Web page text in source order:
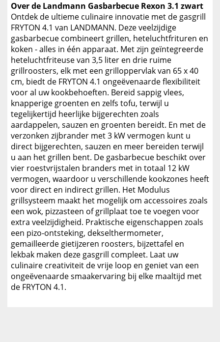
Over de Landmann Gasbarbecue Rexon 3.1 zwart
Ontdek de ultieme culinaire innovatie met de gasgrill
FRYTON 4.1 van LANDMANN. Deze veelzijdige
gasbarbecue combineert grillen, heteluchtfrituren en
koken - alles in één apparaat. Met zijn geïntegreerde
heteluchtfriteuse van 3,5 liter en drie ruime
grillroosters, elk met een grilloppervlak van 65 x 40
cm, biedt de FRYTON 4.1 ongeëvenaarde flexibiliteit
voor al uw kookbehoeften. Bereid sappig vlees,
knapperige groenten en zelfs tofu, terwijl u
tegelijkertijd heerlijke bijgerechten zoals
aardappelen, sauzen en groenten bereidt. En met de
verzonken zijbrander met 3 kW vermogen kunt u
direct bijgerechten, sauzen en meer bereiden terwijl
u aan het grillen bent. De gasbarbecue beschikt over
vier roestvrijstalen branders met in totaal 12 kW
vermogen, waardoor u verschillende kookzones heeft
voor direct en indirect grillen. Het Modulus
grillsysteem maakt het mogelijk om accessoires zoals
een wok, pizzasteen of grillplaat toe te voegen voor
extra veelzijdigheid. Praktische eigenschappen zoals
een pizo-ontsteking, dekselthermometer,
gemailleerde gietijzeren roosters, bijzettafel en
lekbak maken deze gasgrill compleet. Laat uw
culinaire creativiteit de vrije loop en geniet van een
ongeëvenaarde smaakervaring bij elke maaltijd met
de FRYTON 4.1.